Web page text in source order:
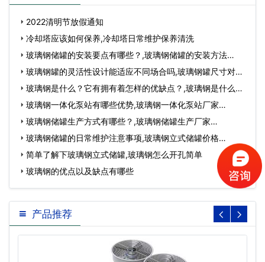
2022清明节放假通知
冷却塔应该如何保养,冷却塔日常维护保养清洗
玻璃钢储罐的安装要点有哪些？,玻璃钢储罐的安装方法…
玻璃钢罐的灵活性设计能适应不同场合吗,玻璃钢罐尺寸对照
表…玻璃钢是什么？它有拥有着怎样的优缺点？,玻璃钢是什么材
质制成的…
玻璃钢一体化泵站有哪些优势,玻璃钢一体化泵站厂家…
玻璃钢储罐生产方式有哪些？,玻璃钢储罐生产厂家…
玻璃钢储罐的日常维护注意事项,玻璃钢立式储罐价格…
简单了解下玻璃钢立式储罐,玻璃钢怎么开孔简单
玻璃钢的优点以及缺点有哪些
产品推荐